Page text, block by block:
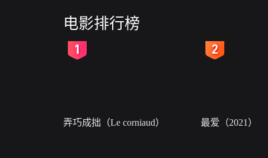
电影排行榜
弄巧成拙（Le corniaud） 最爱（2021）